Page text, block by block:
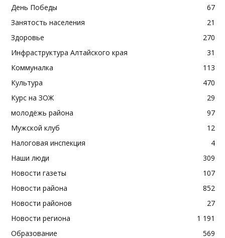
День Победы
67
Занятость населения
21
Здоровье
270
Инфраструктура Алтайского края
31
Коммуналка
113
Культура
470
Курс на ЗОЖ
29
молодёжь района
97
Мужской клуб
12
Налоговая инспекция
4
Наши люди
309
Новости газеты
107
Новости района
852
Новости районов
27
Новости региона
1 191
Образование
569